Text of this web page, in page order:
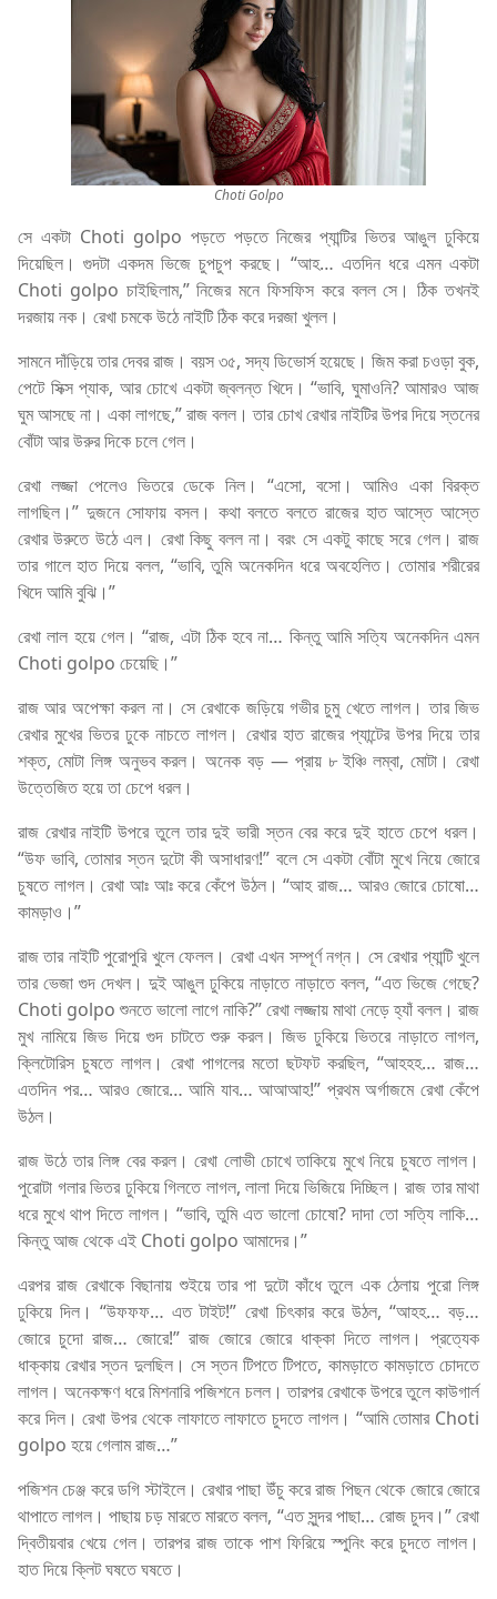
Choti Golpo
সে একটা Choti golpo পড়তে পড়তে নিজের প্যান্টির ভিতর আঙুল ঢুকিয়ে
দিয়েছিল। গুদটা একদম ভিজে চুপচুপ করছে। “আহ… এতদিন ধরে এমন একটা
Choti golpo চাইছিলাম,” নিজের মনে ফিসফিস করে বলল সে। ঠিক তখনই
দরজায় নক। রেখা চমকে উঠে নাইটি ঠিক করে দরজা খুলল।
সামনে দাঁড়িয়ে তার দেবর রাজ। বয়স ৩৫, সদ্য ডিভোর্স হয়েছে। জিম করা চওড়া বুক,
পেটে সিক্স প্যাক, আর চোখে একটা জ্বলন্ত খিদে। “ভাবি, ঘুমাওনি? আমারও আজ
ঘুম আসছে না। একা লাগছে,” রাজ বলল। তার চোখ রেখার নাইটির উপর দিয়ে স্তনের
বোঁটা আর উরুর দিকে চলে গেল।
রেখা লজ্জা পেলেও ভিতরে ডেকে নিল। “এসো, বসো। আমিও একা বিরক্ত
লাগছিল।” দুজনে সোফায় বসল। কথা বলতে বলতে রাজের হাত আস্তে আস্তে
রেখার উরুতে উঠে এল। রেখা কিছু বলল না। বরং সে একটু কাছে সরে গেল। রাজ
তার গালে হাত দিয়ে বলল, “ভাবি, তুমি অনেকদিন ধরে অবহেলিত। তোমার শরীরের
খিদে আমি বুঝি।”
রেখা লাল হয়ে গেল। “রাজ, এটা ঠিক হবে না… কিন্তু আমি সত্যি অনেকদিন এমন
Choti golpo চেয়েছি।”
রাজ আর অপেক্ষা করল না। সে রেখাকে জড়িয়ে গভীর চুমু খেতে লাগল। তার জিভ
রেখার মুখের ভিতর ঢুকে নাচতে লাগল। রেখার হাত রাজের প্যান্টের উপর দিয়ে তার
শক্ত, মোটা লিঙ্গ অনুভব করল। অনেক বড় — প্রায় ৮ ইঞ্চি লম্বা, মোটা। রেখা
উত্তেজিত হয়ে তা চেপে ধরল।
রাজ রেখার নাইটি উপরে তুলে তার দুই ভারী স্তন বের করে দুই হাতে চেপে ধরল।
“উফ ভাবি, তোমার স্তন দুটো কী অসাধারণ!” বলে সে একটা বোঁটা মুখে নিয়ে জোরে
চুষতে লাগল। রেখা আঃ আঃ করে কেঁপে উঠল। “আহ রাজ… আরও জোরে চোষো…
কামড়াও।”
রাজ তার নাইটি পুরোপুরি খুলে ফেলল। রেখা এখন সম্পূর্ণ নগ্ন। সে রেখার প্যান্টি খুলে
তার ভেজা গুদ দেখল। দুই আঙুল ঢুকিয়ে নাড়াতে নাড়াতে বলল, “এত ভিজে গেছে?
Choti golpo শুনতে ভালো লাগে নাকি?” রেখা লজ্জায় মাথা নেড়ে হ্যাঁ বলল। রাজ
মুখ নামিয়ে জিভ দিয়ে গুদ চাটতে শুরু করল। জিভ ঢুকিয়ে ভিতরে নাড়াতে লাগল,
ক্লিটোরিস চুষতে লাগল। রেখা পাগলের মতো ছটফট করছিল, “আহহহ… রাজ…
এতদিন পর… আরও জোরে… আমি যাব… আআআহ!” প্রথম অর্গাজমে রেখা কেঁপে
উঠল।
রাজ উঠে তার লিঙ্গ বের করল। রেখা লোভী চোখে তাকিয়ে মুখে নিয়ে চুষতে লাগল।
পুরোটা গলার ভিতর ঢুকিয়ে গিলতে লাগল, লালা দিয়ে ভিজিয়ে দিচ্ছিল। রাজ তার মাথা
ধরে মুখে থাপ দিতে লাগল। “ভাবি, তুমি এত ভালো চোষো? দাদা তো সত্যি লাকি…
কিন্তু আজ থেকে এই Choti golpo আমাদের।”
এরপর রাজ রেখাকে বিছানায় শুইয়ে তার পা দুটো কাঁধে তুলে এক ঠেলায় পুরো লিঙ্গ
ঢুকিয়ে দিল। “উফফফ… এত টাইট!” রেখা চিৎকার করে উঠল, “আহহ… বড়…
জোরে চুদো রাজ… জোরে!” রাজ জোরে জোরে ধাক্কা দিতে লাগল। প্রত্যেক
ধাক্কায় রেখার স্তন দুলছিল। সে স্তন টিপতে টিপতে, কামড়াতে কামড়াতে চোদতে
লাগল। অনেকক্ষণ ধরে মিশনারি পজিশনে চলল। তারপর রেখাকে উপরে তুলে কাউগার্ল
করে দিল। রেখা উপর থেকে লাফাতে লাফাতে চুদতে লাগল। “আমি তোমার Choti
golpo হয়ে গেলাম রাজ…”
পজিশন চেঞ্জ করে ডগি স্টাইলে। রেখার পাছা উঁচু করে রাজ পিছন থেকে জোরে জোরে
থাপাতে লাগল। পাছায় চড় মারতে মারতে বলল, “এত সুন্দর পাছা… রোজ চুদব।” রেখা
দ্বিতীয়বার খেয়ে গেল। তারপর রাজ তাকে পাশ ফিরিয়ে স্পুনিং করে চুদতে লাগল।
হাত দিয়ে ক্লিট ঘষতে ঘষতে।